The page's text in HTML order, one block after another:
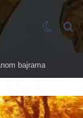
bajrama